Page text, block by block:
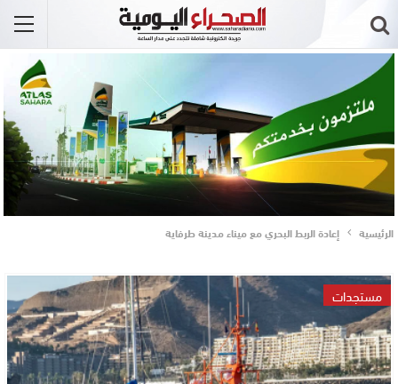
الرئيسية إعادة الربط البحري مع ميناء مدينة طرفاية
مستجدات